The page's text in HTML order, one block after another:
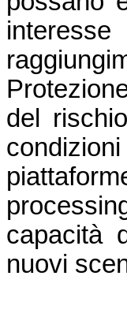
del
capacità
nuovi